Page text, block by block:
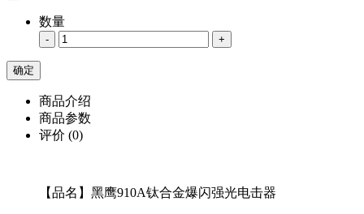
数量
- +
商品介绍
商品参数
评价 (0)
【品名】黑鹰910A钛合金爆闪强光电击器